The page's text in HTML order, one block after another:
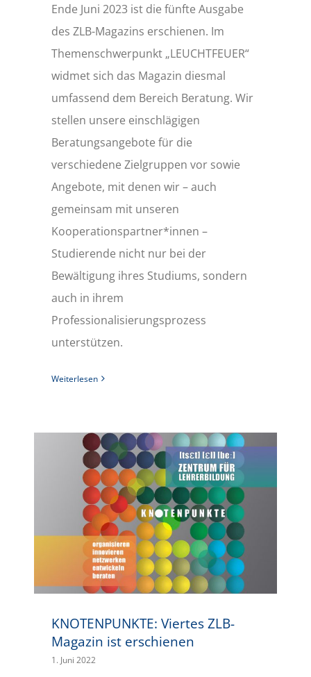
Ende Juni 2023 ist die fünfte Ausgabe
des ZLB-Magazins erschienen. Im
Themenschwerpunkt „LEUCHTFEUER“
widmet sich das Magazin diesmal
umfassend dem Bereich Beratung. Wir
stellen unsere einschlägigen
Beratungsangebote für die
verschiedene Zielgruppen vor sowie
Angebote, mit denen wir – auch
gemeinsam mit unseren
Kooperationspartner*innen –
Studierende nicht nur bei der
Bewältigung ihres Studiums, sondern
auch in ihrem
Professionalisierungsprozess
unterstützen.
Weiterlesen
KNOTENPUNKTE: Viertes ZLB-
Magazin ist erschienen
1. Juni 2022